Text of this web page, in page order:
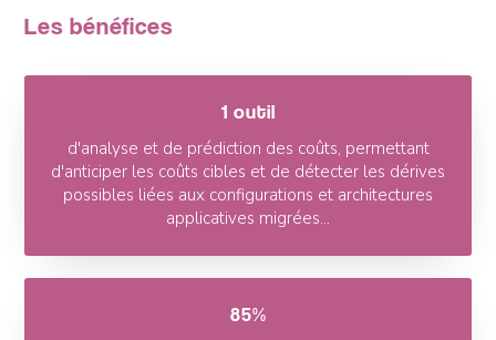
Les bénéfices
1 outil
d'analyse et de prédiction des coûts, permettant
d'anticiper les coûts cibles et de détecter les dérives
possibles liées aux configurations et architectures
applicatives migrées...
85%